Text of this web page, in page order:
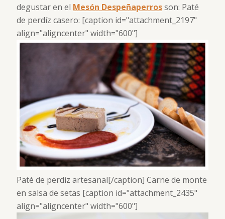
degustar en el Mesón Despeñaperrosson: Paté
de perdíz casero: [caption id="attachment_2197"
align="aligncenter" width="600"]
Paté de perdiz artesanal[/caption] Carne de monte
en salsa de setas [caption id="attachment_2435"
align="aligncenter" width="600"]